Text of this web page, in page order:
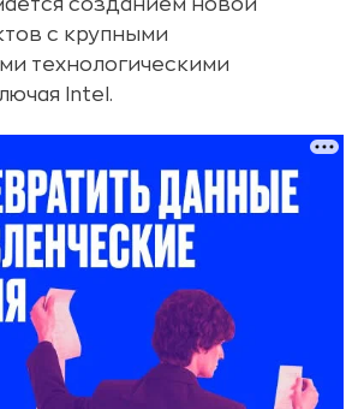
созданием новой
с крупными
технологическими
Intel.